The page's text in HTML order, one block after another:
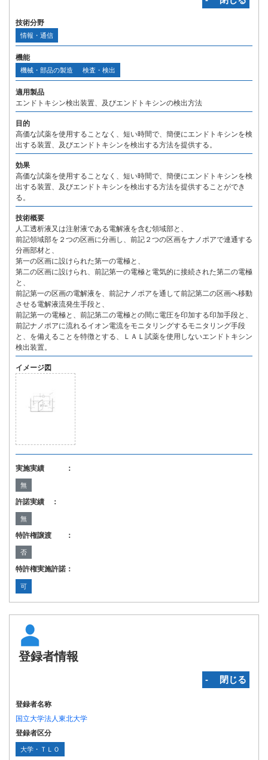
技術分野
情報・通信
機能
機械・部品の製造 検査・検出
適用製品
エンドトキシン検出装置、及びエンドトキシンの検出方法
目的
高価な試薬を使用することなく、短い時間で、簡便にエンドトキシンを検
出する装置、及びエンドトキシンを検出する方法を提供する。
効果
高価な試薬を使用することなく、短い時間で、簡便にエンドトキシンを検
出する装置、及びエンドトキシンを検出する方法を提供することができ
る。
技術概要
人工透析液又は注射液である電解液を含む領域部と、
前記領域部を２つの区画に分画し、前記２つの区画をナノポアで連通する
分画部材と、
第一の区画に設けられた第一の電極と、
第二の区画に設けられ、前記第一の電極と電気的に接続された第二の電極
と、
前記第一の区画の電解液を、前記ナノポアを通して前記第二の区画へ移動
させる電解液流発生手段と、
前記第一の電極と、前記第二の電極との間に電圧を印加する印加手段と、
前記ナノポアに流れるイオン電流をモニタリングするモニタリング手段
と、を備えることを特徴とする、ＬＡＬ試薬を使用しないエンドトキシン
検出装置。
イメージ図
実施実績 ：
無
許諾実績 ：
無
特許権譲渡 ：
否
特許権実施許諾：
可
登録者情報
‐ 閉じる
登録者名称
国立大学法人東北大学
登録者区分
大学・ＴＬＯ